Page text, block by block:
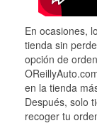
En ocasiones,
tienda sin
opción de
en la tienda
Después, solo
recoger tu